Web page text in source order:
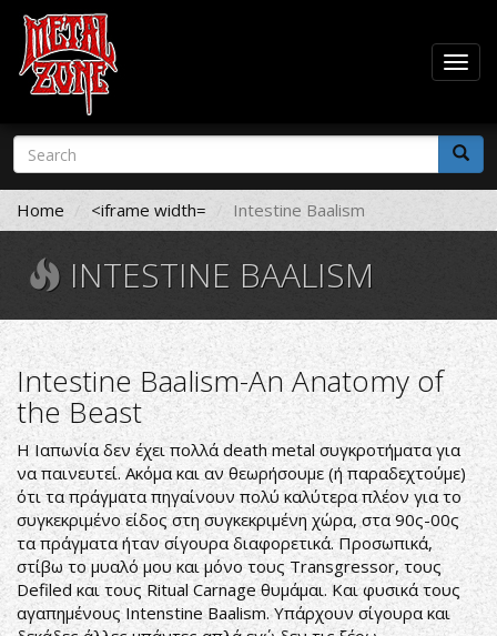
Skip
main
content
Search
form
Search
Home <iframe width= Intestine Baalism
INTESTINE BAALISM
Intestine Baalism-An Anatomy of
the Beast
Η Ιαπωνία δεν έχει πολλά death metal συγκροτήματα για
να παινευτεί. Ακόμα και αν θεωρήσουμε (ή παραδεχτούμε)
ότι τα πράγματα πηγαίνουν πολύ καλύτερα πλέον για το
συγκεκριμένο είδος στη συγκεκριμένη χώρα, στα 90ς-00ς
τα πράγματα ήταν σίγουρα διαφορετικά. Προσωπικά,
στίβω το μυαλό μου και μόνο τους Transgressor, τους
Defiled και τους Ritual Carnage θυμάμαι. Και φυσικά τους
αγαπημένους Intenstine Baalism. Υπάρχουν σίγουρα και